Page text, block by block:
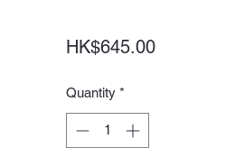
HK$645.00Price
Quantity *